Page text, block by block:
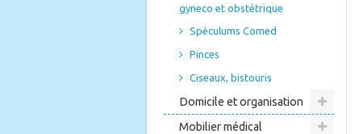
gyneco et obstétrique
Spéculums Comed
Pinces
Ciseaux, bistouris
Domicile et organisation
Mobilier médical